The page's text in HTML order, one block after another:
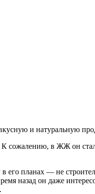
и натуральную
К сожалению, в ЖЖ он
планах — не
назад он даже